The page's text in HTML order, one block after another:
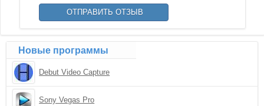
Новые программы
Debut Video Capture
Sony Vegas Pro